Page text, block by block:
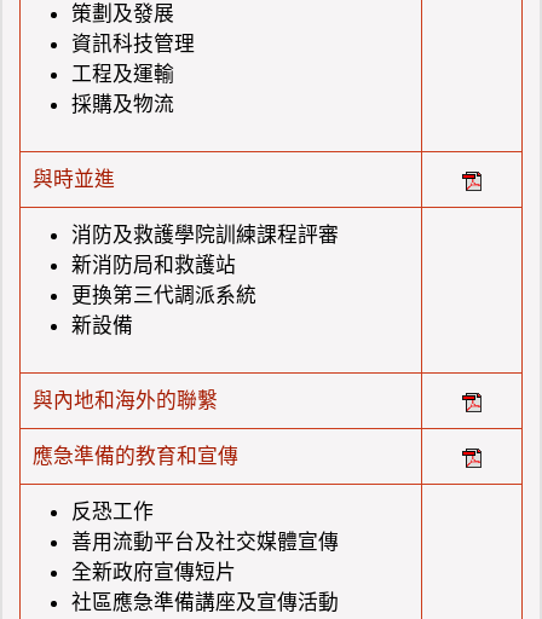
策劃及發展
資訊科技管理
工程及運輸
採購及物流
與時並進
消防及救護學院訓練課程評審
新消防局和救護站
更換第三代調派系統
新設備
與內地和海外的聯繫
應急準備的教育和宣傳
反恐工作
善用流動平台及社交媒體宣傳
全新政府宣傳短片
社區應急準備講座及宣傳活動